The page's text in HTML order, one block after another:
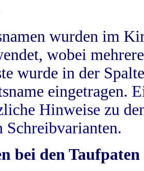
wurden im
wobei
wurde in der
eingetragen.
Hinweise zu
Schreibvarianten.
bei den Taufpaten